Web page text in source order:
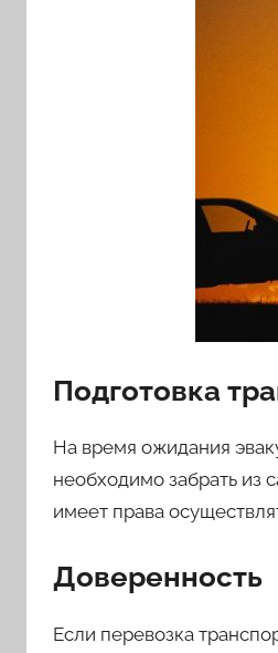
Подготовка
На время ожидания
необходимо забрать из
имеет права
Доверенность
Если перевозка